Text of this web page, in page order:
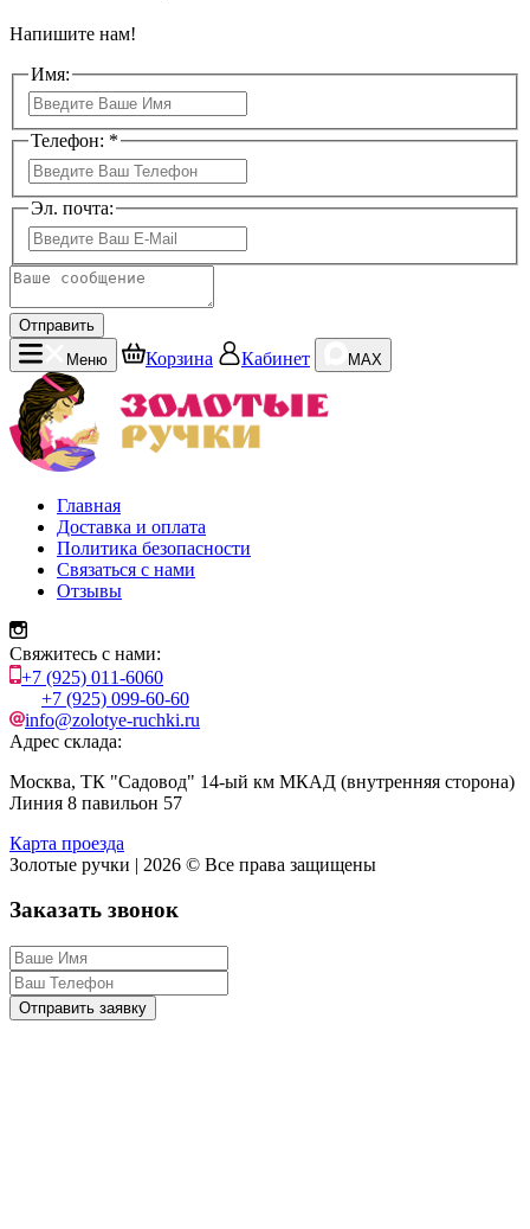
Напишите нам!
Имя:
Телефон: *
Эл. почта:
Отправить
Меню
Корзина Кабинет MAX
Главная
Доставка и оплата
Политика безопасности
Связаться с нами
Отзывы
Свяжитесь с нами:
+7 (925) 011-6060
+7 (925) 099-60-60
info@zolotye-ruchki.ru
Адрес склада:
Москва, ТК "Садовод" 14-ый км МКАД (внутренняя сторона)
Линия 8 павильон 57
Карта проезда
Золотые ручки | 2026 © Все права защищены
Заказать звонок
Отправить заявку